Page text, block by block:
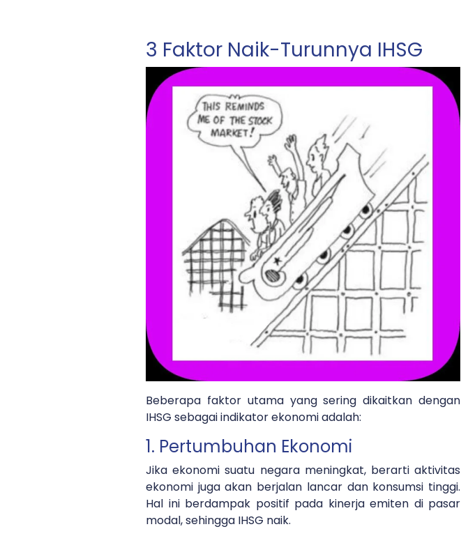
3 Faktor Naik-Turunnya IHSG
Beberapa faktor utama yang sering dikaitkan dengan
IHSG sebagai indikator ekonomi adalah:
1. Pertumbuhan Ekonomi
Jika ekonomi suatu negara meningkat, berarti aktivitas
ekonomi juga akan berjalan lancar dan konsumsi tinggi.
Hal ini berdampak positif pada kinerja emiten di pasar
modal, sehingga IHSG naik.